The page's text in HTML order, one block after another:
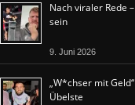
Nach viraler Rede
sein
9. Juni 2026
„W*chser mit
Übelste